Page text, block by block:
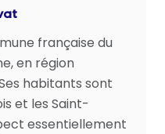
française du
en région
habitants sont
et les Saint-
essentiellement